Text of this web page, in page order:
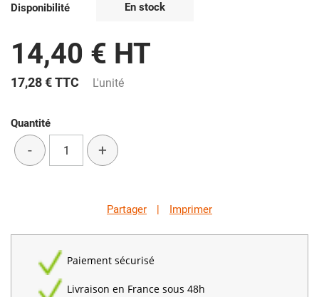
Disponibilité En stock
14,40 € HT
17,28 €TTC L'unité
Quantité
- +
Partager | Imprimer
Paiement sécurisé
Livraison en France sous 48h